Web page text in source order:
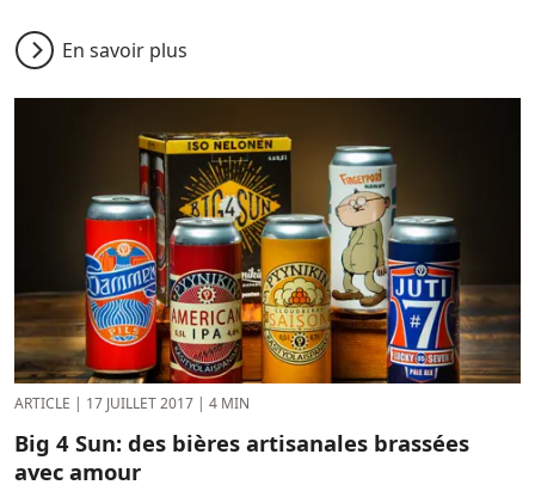
En savoir plus
ARTICLE | 17 JUILLET 2017 | 4 MIN
Big 4 Sun: des bières artisanales brassées
avec amour